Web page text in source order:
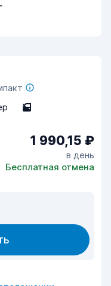
5
1 990,15 ₽
в день
Бесплатная отмена